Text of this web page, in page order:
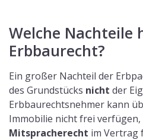
Welche Nachteile
Erbbaurecht?
Ein großer Nachteil der
des Grundstücks nicht der
Erbbaurechtsnehmer kann
Immobilie nicht frei
Mitspracherecht im Vertrag